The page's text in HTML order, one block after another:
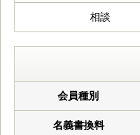
相談
会員種別
名義書換料